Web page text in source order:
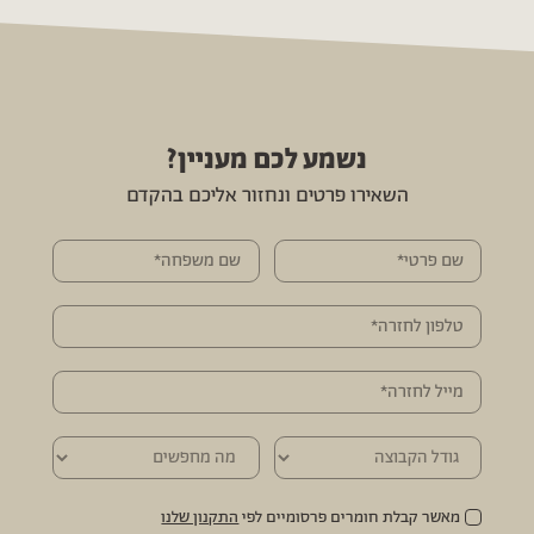
נשמע לכם מעניין?
השאירו פרטים ונחזור אליכם בהקדם
מאשר קבלת חומרים פרסומיים לפי התקנון שלנו